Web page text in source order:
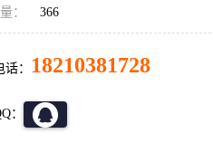
： 366
： 18210381728
：